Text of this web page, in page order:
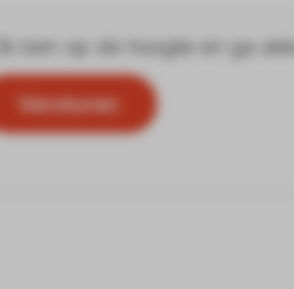
Ik ben op de hoogte en ga
Versturen